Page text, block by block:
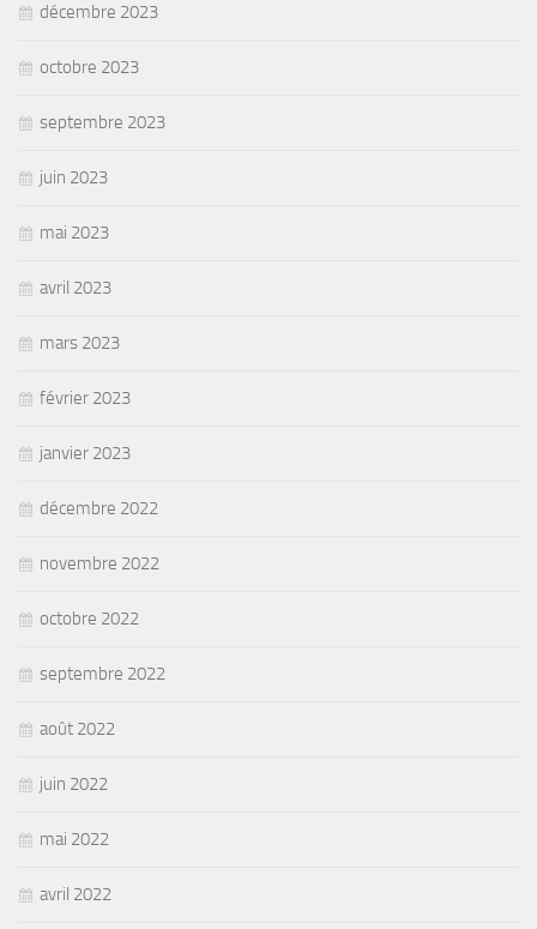
décembre 2023
octobre 2023
septembre 2023
juin 2023
mai 2023
avril 2023
mars 2023
février 2023
janvier 2023
décembre 2022
novembre 2022
octobre 2022
septembre 2022
août 2022
juin 2022
mai 2022
avril 2022